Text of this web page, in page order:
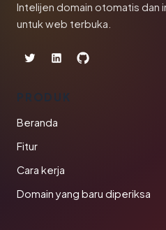
Intelijen domain otomatis dan
untuk web terbuka.
PRODUK
Beranda
Fitur
Cara kerja
Domain yang baru diperiksa